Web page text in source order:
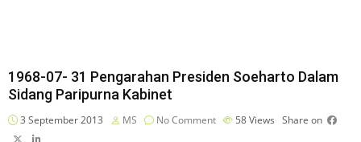
1968-07- 31 Pengarahan Presiden Soeharto Dalam
Sidang Paripurna Kabinet
3 September 2013 MS No Comment 58Views Share on